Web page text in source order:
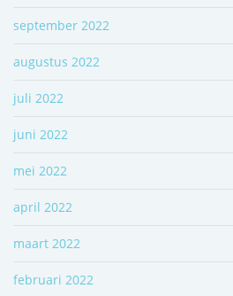
september 2022
augustus 2022
juli 2022
juni 2022
mei 2022
april 2022
maart 2022
februari 2022